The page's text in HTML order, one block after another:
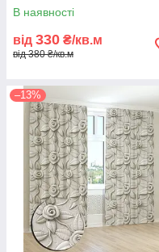
В наявності
від 330 ₴/кв.м
від 380 ₴/кв.м
–13%